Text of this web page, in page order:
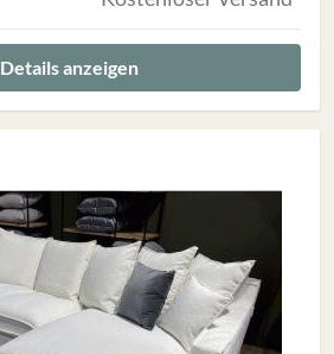
Details anzeigen